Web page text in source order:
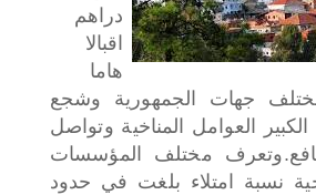
دراهم
اقبالا
هاما
جهات الجمهورية وشجع
العوامل المناخية وتواصل
مختلف المؤسسات
نسبة امتلاء بلغت في حدود